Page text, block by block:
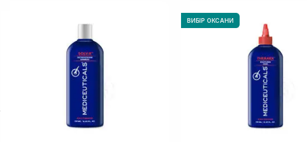
ВИБІР ОКСАНИ